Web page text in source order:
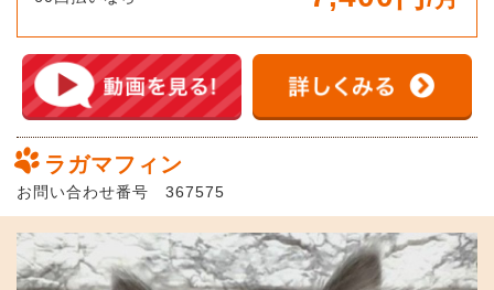
ラガマフィン
お問い合わせ番号 367575